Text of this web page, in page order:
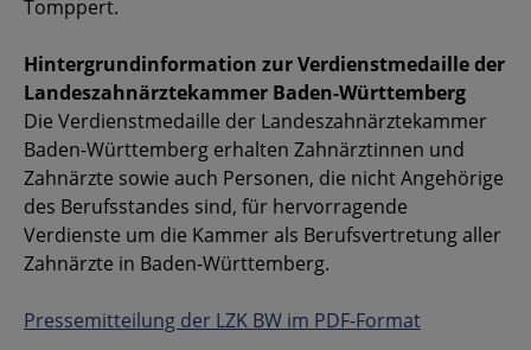
Tomppert.
Hintergrundinformation zur Verdienstmedaille der
Landeszahnärztekammer Baden-Württemberg
Die Verdienstmedaille der Landeszahnärztekammer
Baden-Württemberg erhalten Zahnärztinnen und
Zahnärzte sowie auch Personen, die nicht Angehörige
des Berufsstandes sind, für hervorragende
Verdienste um die Kammer als Berufsvertretung aller
Zahnärzte in Baden-Württemberg.
Pressemitteilung der LZK BW im PDF-Format